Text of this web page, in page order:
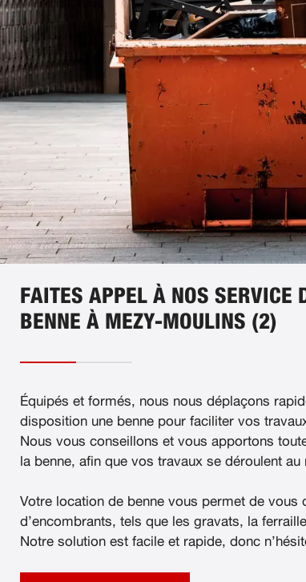
FAITES APPEL À NOS SERVICE
BENNE À MEZY-MOULINS (2)
Équipés et formés, nous nous déplaçons
disposition une benne pour faciliter vos
Nous vous conseillons et vous apportons
la benne, afin que vos travaux se déroulent au
Votre location de benne vous permet de vous
d’encombrants, tels que les gravats, la
Notre solution est facile et rapide, donc